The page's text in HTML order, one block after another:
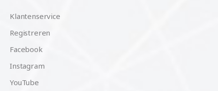
Klantenservice
Registreren
Facebook
Instagram
YouTube